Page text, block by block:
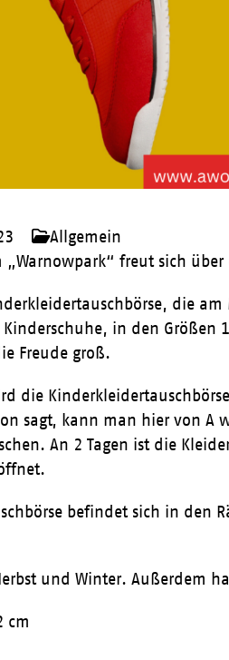
Allgemein
„Warnowpark“ freut sich über
die am
in den Größen
Freude groß.
die
sagt, kann man hier von A
An 2 Tagen ist die
befindet sich in den
und Winter. Außerdem
cm